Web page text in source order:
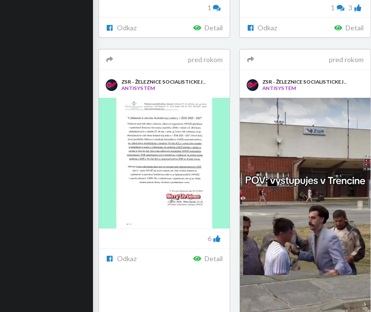
1
Odkaz Detail
3
1
Odkaz Detail
pred rokom
ZSR - ŽELEZNICE SOCIALISTICKEJ...
ANTISYSTÉM
6
Odkaz Detail
pred rokom
ZSR - ŽELEZNICE SOCIALISTICKEJ...
ANTISYSTÉM